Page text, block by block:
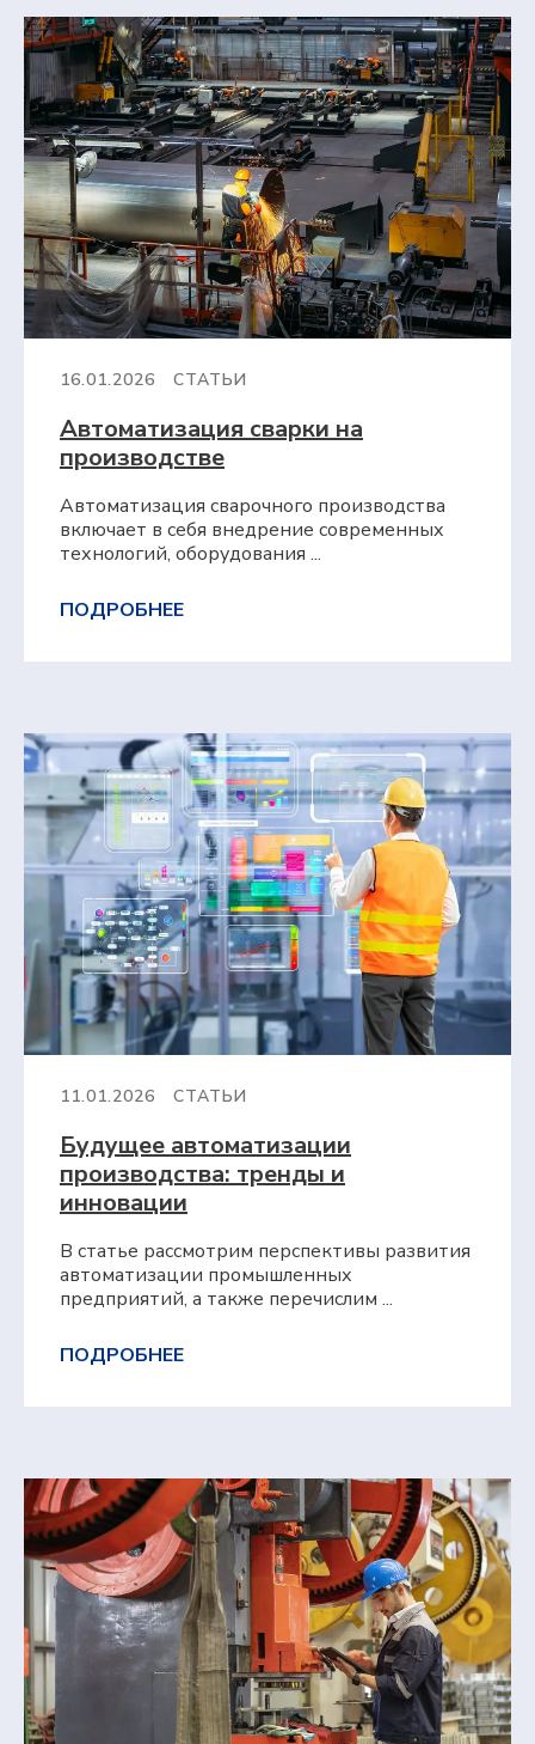
16.01.2026 СТАТЬИ
Автоматизация сварки на
производстве
Автоматизация сварочного производства
включает в себя внедрение современных
технологий, оборудования ...
ПОДРОБНЕЕ
11.01.2026 СТАТЬИ
Будущее автоматизации
производства: тренды и
инновации
В статье рассмотрим перспективы развития
автоматизации промышленных
предприятий, а также перечислим ...
ПОДРОБНЕЕ